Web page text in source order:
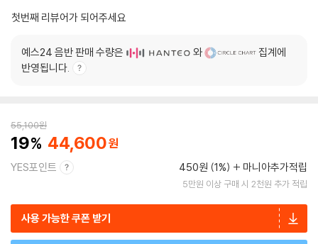
첫번째 리뷰어가 되어주세요
예스24 음반 판매 수량은 와
집계에
반영됩니다.
55,100원
19 44,600
YES포인트 450원 (1%) 마니아추가적립
5만원 이상 구매 시 2천원 추가 적립
사용 가능한 쿠폰 받기